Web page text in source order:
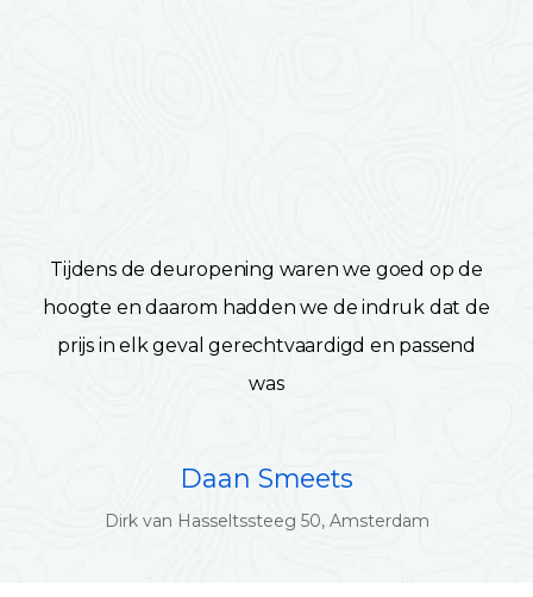
Tijdens de deuropening waren we goed op de
hoogte en daarom hadden we de indruk dat de
prijs in elk geval gerechtvaardigd en passend
was
Daan Smeets
Dirk van Hasseltssteeg 50, Amsterdam